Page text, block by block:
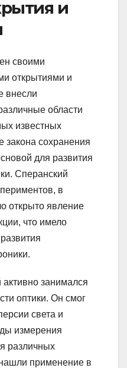
и
своими
открытиями и
внесли
области
известных
закона сохранения
для развития
Сперанский
в
открыто явление
что имело
занимался
оптики. Он смог
света и
измерения
различных
применение в